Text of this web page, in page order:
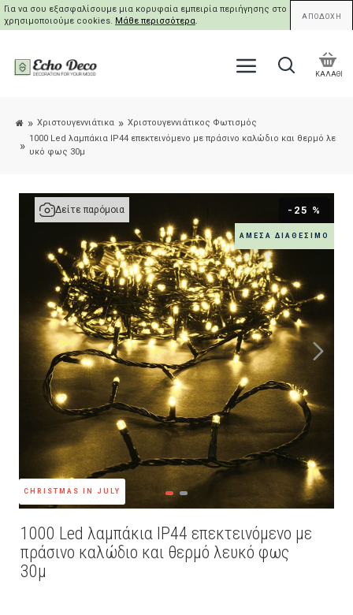
Για να σου εξασφαλίσουμε μια κορυφαία εμπειρία περιήγησης στο site μας,
χρησιμοποιούμε cookies. Μάθε περισσότερα. ΑΠΟΔΟΧΗ
ΚΑΛΑΘΙ
Χριστουγεννιάτικα
Χριστουγεννιάτικος Φωτισμός
1000 Led λαμπάκια IP44 επεκτεινόμενο με πράσινο καλώδιο και θερμό λε
υκό φως 30μ
ΆΜΕΣΑ ΔΙΑΘΈΣΙΜΟ
CHRISTMAS IN JULY
-25 %
Δείτε παρόμοια
1000 Led λαμπάκια IP44 επεκτεινόμενο με
πράσινο καλώδιο και θερμό λευκό φως
30μ